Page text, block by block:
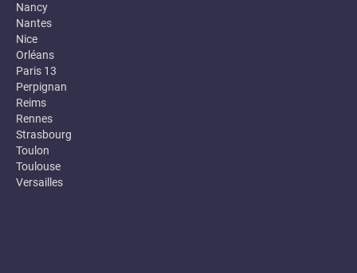
Nancy
Nantes
Nice
Orléans
Paris 13
Perpignan
Reims
Rennes
Strasbourg
Toulon
Toulouse
Versailles